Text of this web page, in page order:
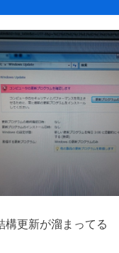
構更新が溜まってる